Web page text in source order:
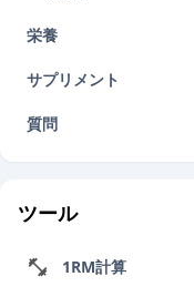
栄養
サプリメント
質問
ツール
1RM計算